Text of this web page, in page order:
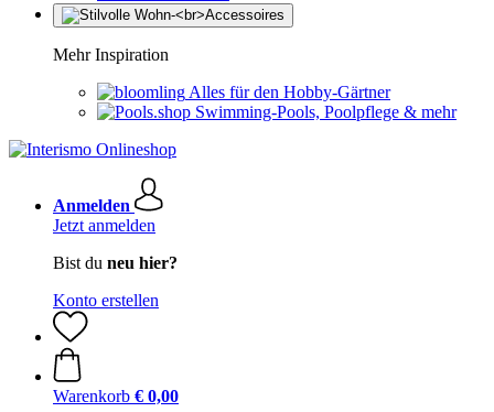
Mehr Inspiration
Alles für den Hobby-Gärtner
Swimming-Pools, Poolpflege & mehr
Anmelden
Jetzt anmelden
Bist du neu hier?
Konto erstellen
Warenkorb € 0,00